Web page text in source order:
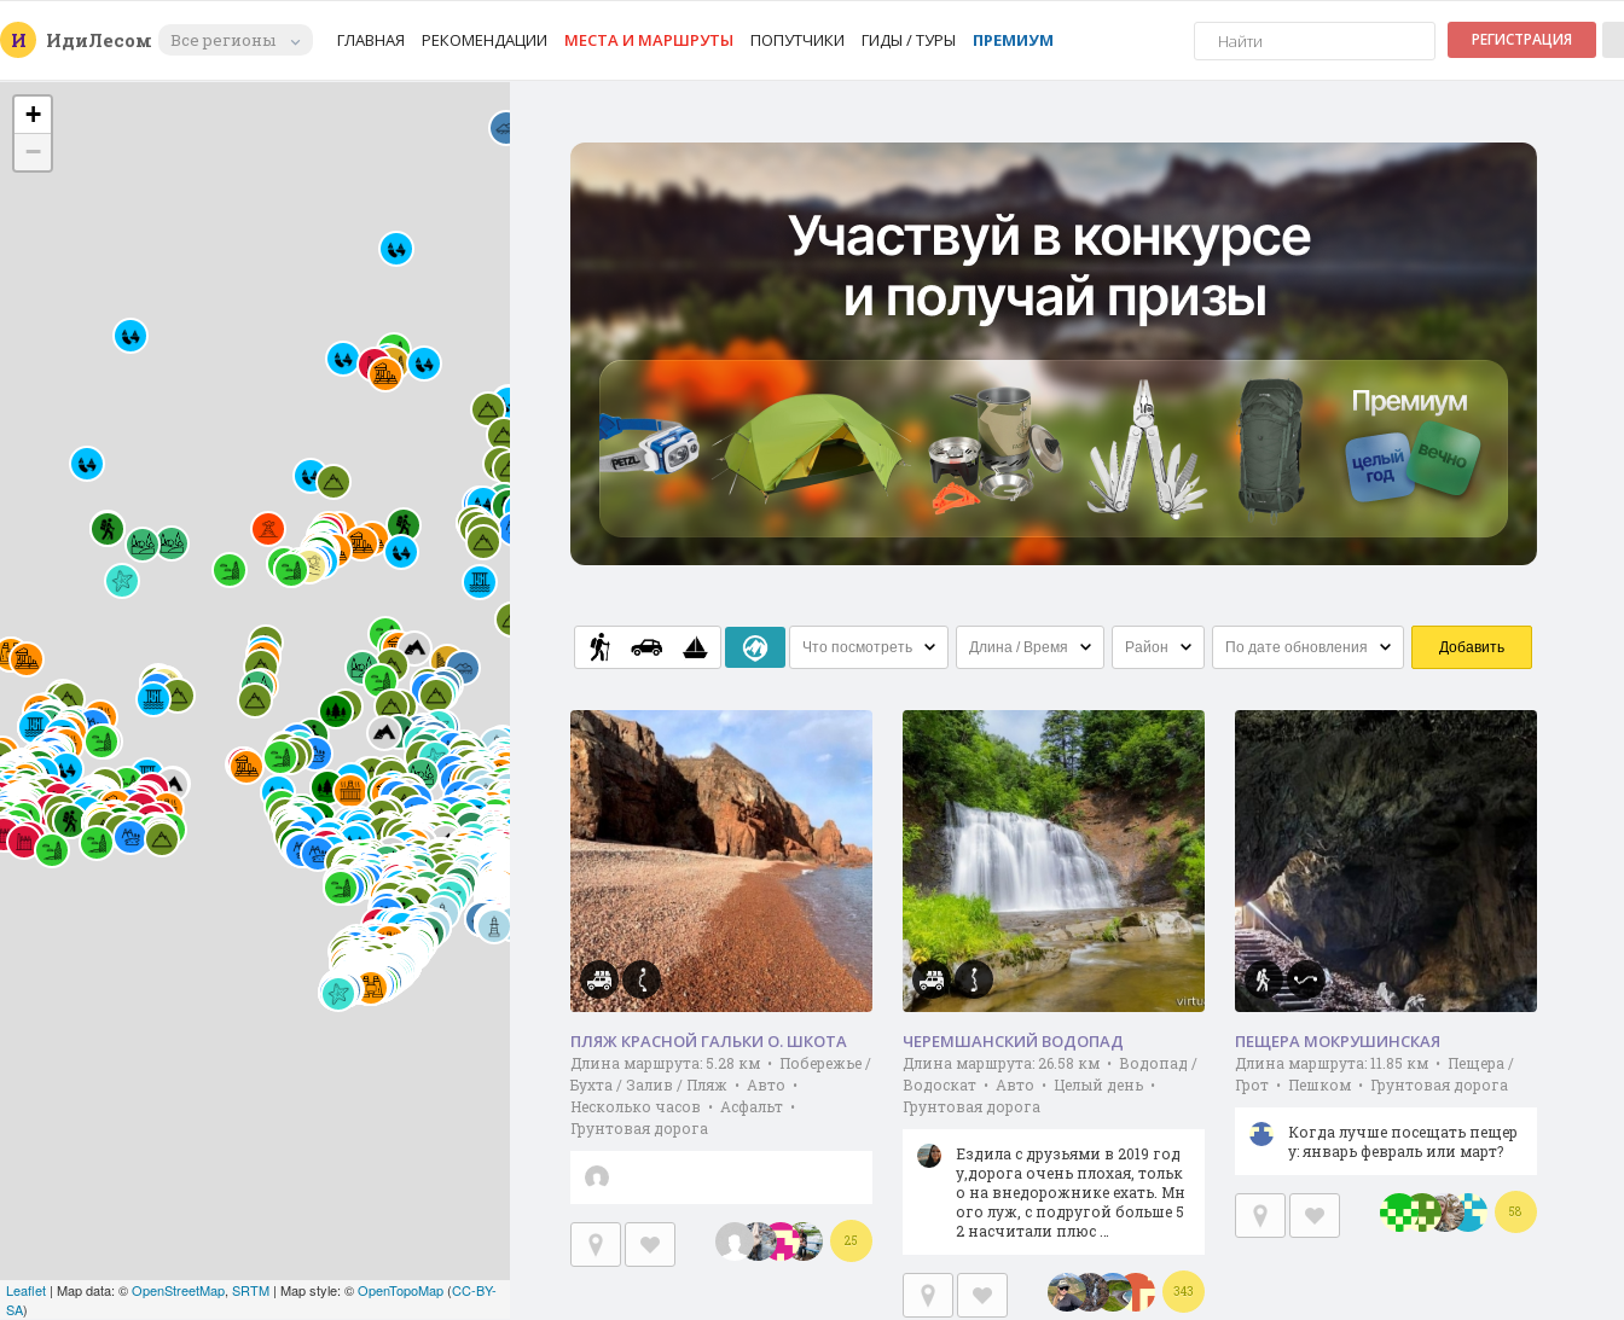
И ИдиЛесом Все регионы ГЛАВНАЯ РЕКОМЕНДАЦИИ МЕСТА И МАРШРУТЫ ПОПУТЧИКИ ГИДЫ / ТУРЫ ПРЕМИУМ РЕГИСТРАЦИЯ
+
−
Leaflet | Map data: ©OpenStreetMap, SRTM | Map style: ©OpenTopoMap (CC-BY-
SA)
Что посмотреть Длина / Время Район По дате обновления Добавить
ПЛЯЖ КРАСНОЙ ГАЛЬКИ О. ШКОТА
Длина маршрута: 5.28 км • Побережье /
Бухта / Залив / Пляж • Авто •
Несколько часов • Асфальт •
Грунтовая дорога
25
ЧЕРЕМШАНСКИЙ ВОДОПАД
Длина маршрута: 26.58 км • Водопад /
Водоскат • Авто • Целый день •
Грунтовая дорога
Ездила с друзьями в 2019 год
у,дорога очень плохая, тольк
о на внедорожнике ехать. Мн
ого луж, с подругой больше 5
2 насчитали плюс …
343
ПЕЩЕРА МОКРУШИНСКАЯ
Длина маршрута: 11.85 км • Пещера /
Грот • Пешком • Грунтовая дорога
Когда лучше посещать пещер
у: январь февраль или март?
58